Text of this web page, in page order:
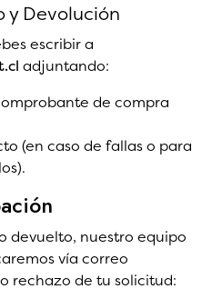
y Devolución
escribir a
adjuntando:
de compra
(en caso de fallas o para
devuelto, nuestro equipo
vía correo
rechazo de tu solicitud: